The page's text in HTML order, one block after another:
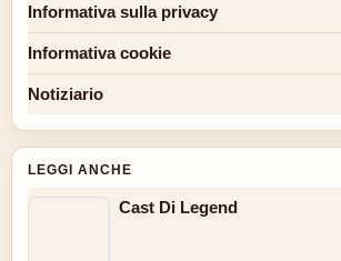
Informativa sulla privacy
Informativa cookie
Notiziario
LEGGI ANCHE
Cast Di Legend